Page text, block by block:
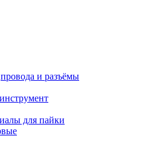
и разъёмы
для пайки